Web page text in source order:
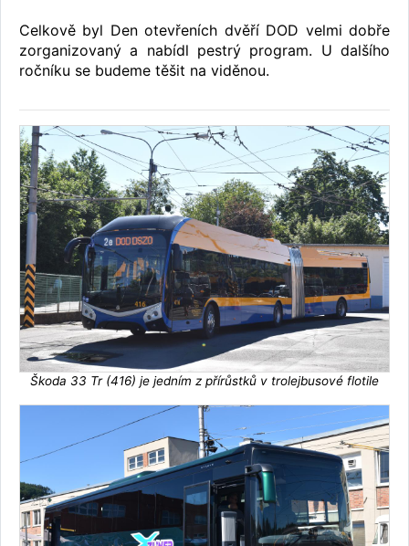
Celkově byl Den otevřeních dvěří DOD velmi dobře
zorganizovaný a nabídl pestrý program. U dalšího
ročníku se budeme těšit na viděnou.
Škoda 33 Tr (416) je jedním z přírůstků v trolejbusové flotile